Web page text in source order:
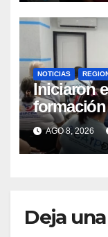
NOTICIAS
Iniciaron
atención
AGO 8, 2026
Deja